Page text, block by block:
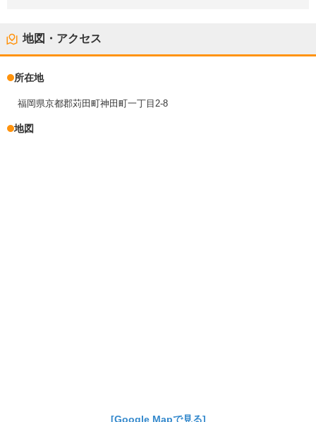
地図・アクセス
所在地
福岡県京都郡苅田町神田町一丁目2-8
地図
[Google Mapで見る]